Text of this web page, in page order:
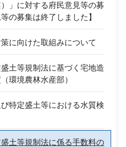
」に対する府民意見等の募
の募集は終了しました】
に向けた取組みについて
土等規制法に基づく宅地造
環境農林水産部）
特定盛土等における水質検
土等規制法に係る手数料の